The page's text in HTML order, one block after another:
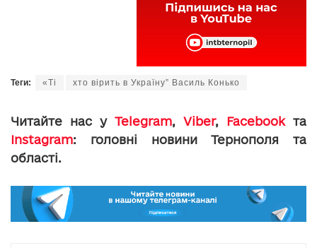
Теги: «Ті хто вірить в Україну” Василь Конько
Читайте нас у Telegram, Viber, Facebookта
Instagram: головні новини Тернополя та
області.